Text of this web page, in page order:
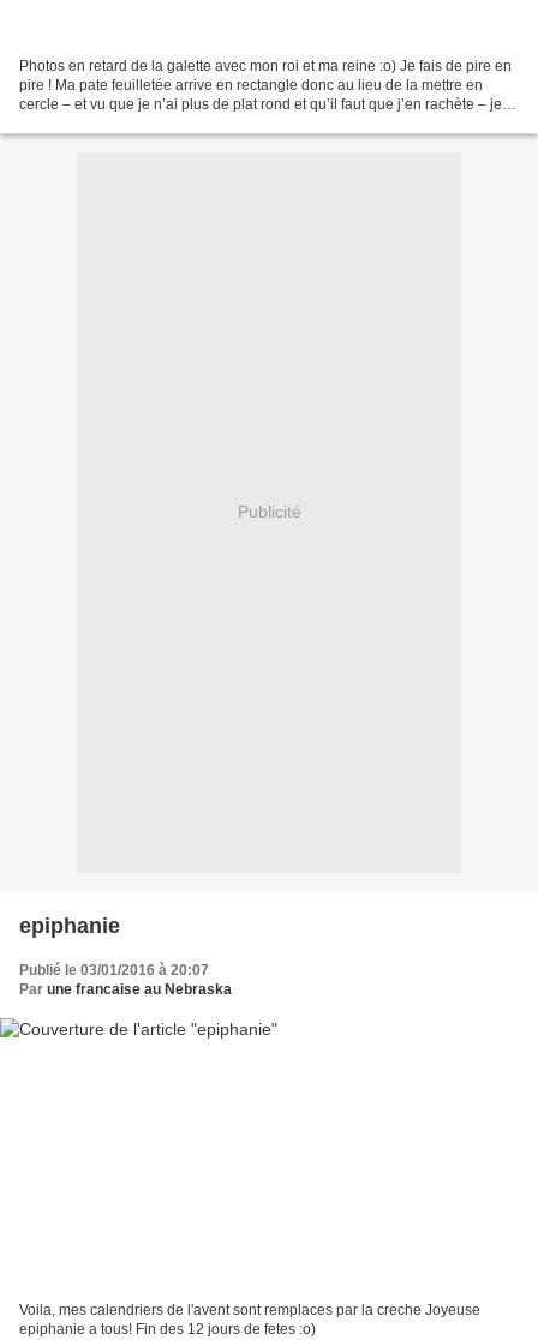
Photos en retard de la galette avec mon roi et ma reine :o) Je fais de pire en
pire ! Ma pate feuilletée arrive en rectangle donc au lieu de la mettre en
cercle – et vu que je n’ai plus de plat rond et qu’il faut que j’en rachète – je
Publicité
epiphanie
Publié le 03/01/2016 à 20:07
Par une francaise au Nebraska
Voila, mes calendriers de l'avent sont remplaces par la creche Joyeuse
epiphanie a tous! Fin des 12 jours de fetes :o)